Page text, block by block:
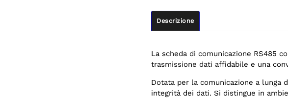
Descrizione
La scheda di comunicazione RS485
trasmissione dati affidabile e una
Dotata per la comunicazione a lunga
integrità dei dati. Si distingue in